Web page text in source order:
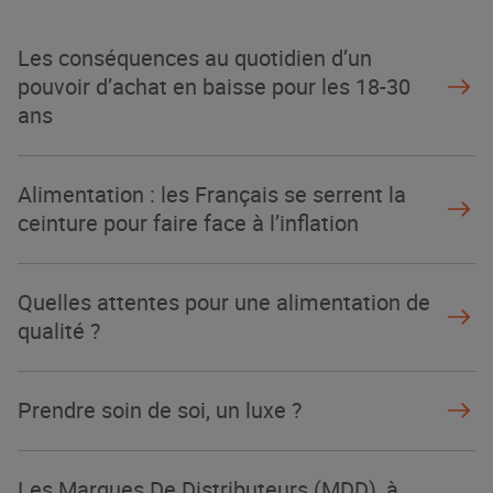
Les conséquences au quotidien d’un
pouvoir d’achat en baisse pour les 18-30
ans
Alimentation : les Français se serrent la
ceinture pour faire face à l’inflation
Quelles attentes pour une alimentation de
qualité ?
Prendre soin de soi, un luxe ?